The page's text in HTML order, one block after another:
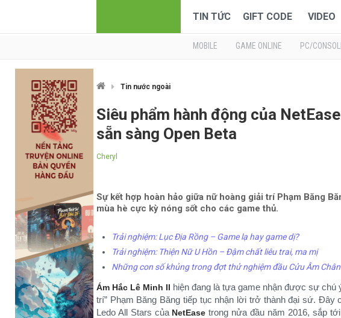
TIN TỨC GIFT CODE VIDEO
MOBILE GAME ONLINE PC/
Tin nước ngoài
Siêu phẩm hành động của
sẵn sàng Open Beta
Cheryl
Sự kết hợp hoàn hảo giữa nữ hoàng giải trí Phạm Băng
mùa hè cực kỳ nóng sốt cho các game thủ.
Trải nghiệm: Lục Địa Rồng – Game lạ hay game dị?
Trải nghiệm: Thiện Nữ U Hồn – Đậm chất liêu trai, ma mị
Những con số khủng trong đợt thử nghiệm đầu Cửu Âm
Ám Hắc Lê Minh II hiện đang là tựa game nhận được sự chú
trí” Phạm Băng Băng tiếp tục nhận lời trở thành đại sứ. Đây
Ledo All Stars của NetEase trong nửa đầu năm 2016, sắp